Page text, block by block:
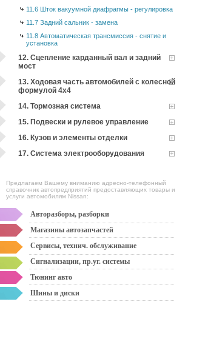
11.6 Шток вакуумной диафрагмы - регулировка
11.7 Задний сальник - замена
11.8 Автоматическая трансмиссия - снятие и
установка
12. Сцепление карданный вал и задний
мост
13. Ходовая часть автомобилей с колесной
формулой 4x4
14. Тормозная система
15. Подвески и рулевое управление
16. Кузов и элементы отделки
17. Система электрооборудования
Предлагаем Вашему вниманию адресно-телефонный
справочник автопредприятий предоставляющих товары и
услуги автомобилям Nissan:
Авторазборы, разборки
Магазины автозапчастей
Сервисы, технич. обслуживание
Сигнализации, пр.уг. системы
Тюнинг авто
Шины и диски